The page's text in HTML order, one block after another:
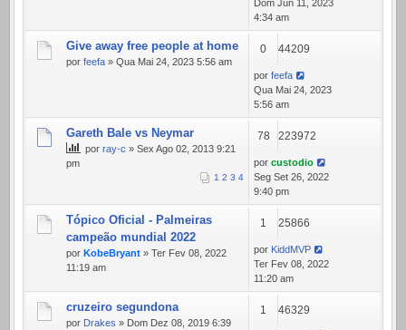
Dom Jun 11, 2023
4:34 am
Give away free people at home
por feefa » Qua Mai 24, 2023 5:56 am
0 44209
por feefa
Qua Mai 24, 2023
5:56 am
Gareth Bale vs Neymar
por ray-c » Sex Ago 02, 2013 9:21
pm
1 2 3 4
78 223972
por custodio
Seg Set 26, 2022
9:40 pm
Tópico Oficial - Palmeiras
campeão mundial 2022
por KobeBryant » Ter Fev 08, 2022
11:19 am
1 25866
por KiddMVP
Ter Fev 08, 2022
11:20 am
cruzeiro segundona
por Drakes » Dom Dez 08, 2019 6:39
1 46329